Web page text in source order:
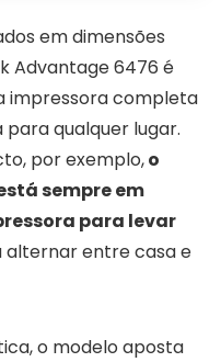
em dimensões
Advantage 6476 é
impressora completa
qualquer lugar.
por exemplo,o
sempre em
para levar
alternar entre casa e
o modelo aposta